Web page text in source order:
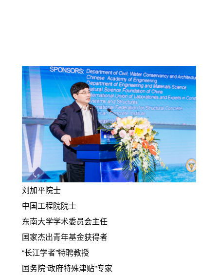
刘加平院士
中国工程院院士
东南大学学术委员会主任
国家杰出青年基金获得者
“长江学者”特聘教授
国务院“政府特殊津贴”专家